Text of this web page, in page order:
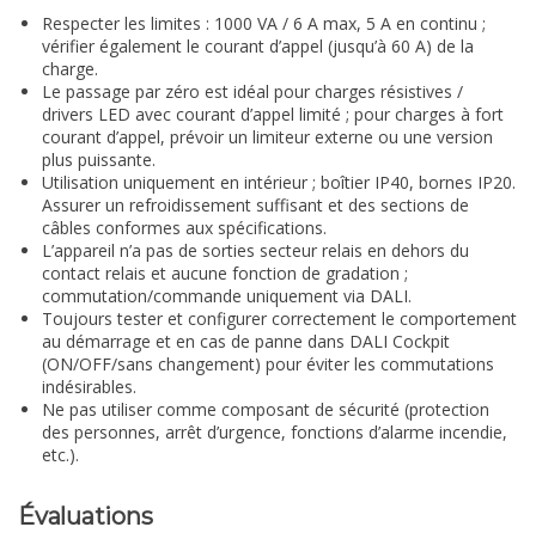
Respecter les limites : 1000 VA / 6 A max, 5 A en continu ;
vérifier également le courant d’appel (jusqu’à 60 A) de la
charge.
Le passage par zéro est idéal pour charges résistives /
drivers LED avec courant d’appel limité ; pour charges à fort
courant d’appel, prévoir un limiteur externe ou une version
plus puissante.
Utilisation uniquement en intérieur ; boîtier IP40, bornes IP20.
Assurer un refroidissement suffisant et des sections de
câbles conformes aux spécifications.
L’appareil n’a pas de sorties secteur relais en dehors du
contact relais et aucune fonction de gradation ;
commutation/commande uniquement via DALI.
Toujours tester et configurer correctement le comportement
au démarrage et en cas de panne dans DALI Cockpit
(ON/OFF/sans changement) pour éviter les commutations
indésirables.
Ne pas utiliser comme composant de sécurité (protection
des personnes, arrêt d’urgence, fonctions d’alarme incendie,
etc.).
Évaluations